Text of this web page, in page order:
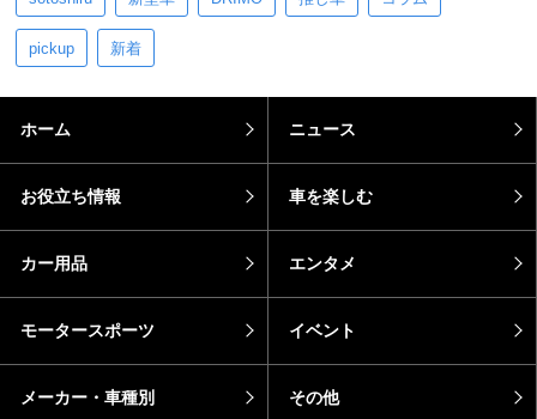
pickup 新着
ホーム ニュース
お役立ち情報 車を楽しむ
カー用品 エンタメ
モータースポーツ イベント
メーカー・車種別 その他